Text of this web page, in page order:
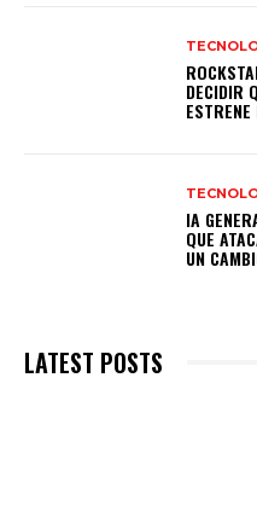
DECIDIR
IA
QUE
UN
LATEST POSTS